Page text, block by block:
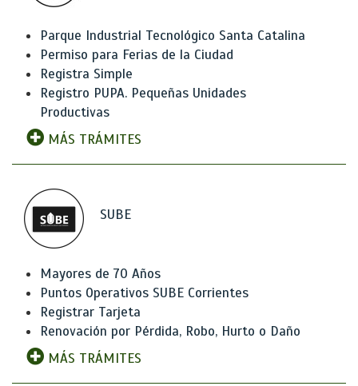
Parque Industrial Tecnológico Santa Catalina
Permiso para Ferias de la Ciudad
Registra Simple
Registro PUPA. Pequeñas Unidades
Productivas
MÁS TRÁMITES
SUBE
Mayores de 70 Años
Puntos Operativos SUBE Corrientes
Registrar Tarjeta
Renovación por Pérdida, Robo, Hurto o Daño
MÁS TRÁMITES